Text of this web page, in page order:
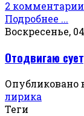
2 комментарии
Подробнее ...
Воскресенье,
Отодвигаю
Опубликовано
лирика
Теги